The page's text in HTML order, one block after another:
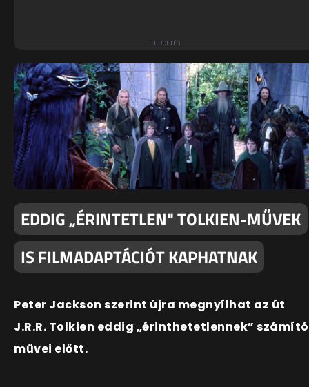
EDDIG „ÉRINTETLEN" TOLKIEN-MŰVEK
IS FILMADAPTÁCIÓT KAPHATNAK
Peter Jackson szerint újra megnyílhat az út
J.R.R. Tolkien eddig „érinthetetlennek” számító
művei előtt.